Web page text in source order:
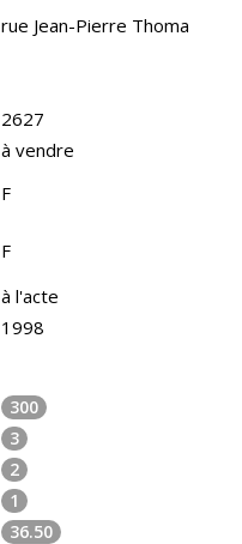
rue Jean-Pierre Thoma
2627
à vendre
F
F
à l'acte
1998
300
3
2
1
36.50